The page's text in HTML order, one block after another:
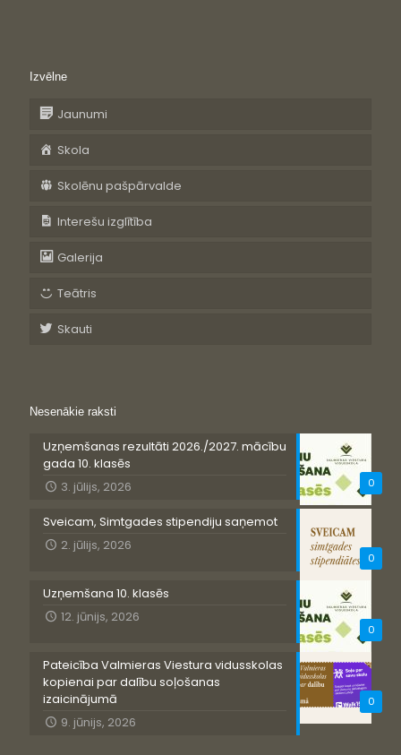
Izvēlne
Jaunumi
Skola
Skolēnu pašpārvalde
Interešu izglītība
Galerija
Teātris
Skauti
Nesenākie raksti
0
Uzņemšanas rezultāti 2026./2027. mācību
gada 10. klasēs
3. jūlijs, 2026
0
Sveicam, Simtgades stipendiju saņemot
2. jūlijs, 2026
0
Uzņemšana 10. klasēs
12. jūnijs, 2026
0
Pateicība Valmieras Viestura vidusskolas
kopienai par dalību soļošanas
izaicinājumā
9. jūnijs, 2026